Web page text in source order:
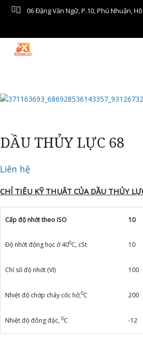
06 Đặng Văn Ngữ, P.10, Phú Nhuận,
GIỚI THIỆU
NÔNG SẢN
DẦU NHỜN – KHI ĐỐT
TIN TỨC THỊ TRƯỜNG
LIÊN HỆ
DẦU THỦY LỰC 68
Liên hệ
CHỈ TIÊU KỸ THUẬT CỦA DẦU THỦY
Cấp độ nhớt theo ISO 10
Độ nhớt động học ở 400C, cSt 10
Chỉ số độ nhớt (VI) 100
Nhiệt độ chớp cháy cốc hở,0C 200
Nhiệt độ đông đặc, 0C -12